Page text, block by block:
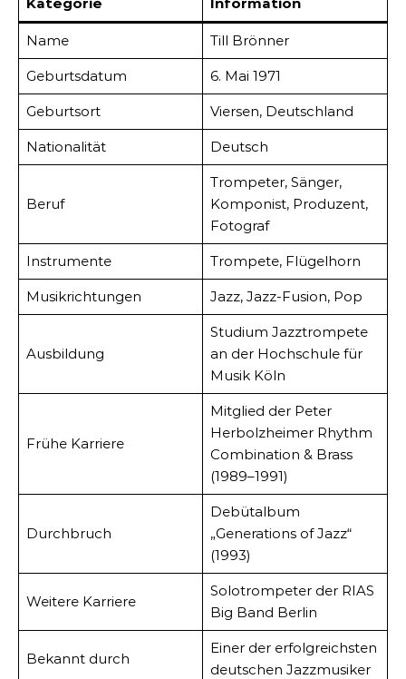
Name Till Brönner
Geburtsdatum 6. Mai 1971
Geburtsort Viersen, Deutschland
Nationalität Deutsch
Beruf
Trompeter, Sänger,
Komponist, Produzent,
Fotograf
Instrumente Trompete, Flügelhorn
Musikrichtungen Jazz, Jazz-Fusion, Pop
Ausbildung
Studium Jazztrompete
an der Hochschule für
Musik Köln
Frühe Karriere
Mitglied der Peter
Herbolzheimer Rhythm
Combination & Brass
(1989–1991)
Durchbruch
Debütalbum
„Generations of Jazz“
(1993)
Weitere Karriere
Solotrompeter der RIAS
Big Band Berlin
Bekannt durch
Einer der erfolgreichsten
deutschen Jazzmusiker